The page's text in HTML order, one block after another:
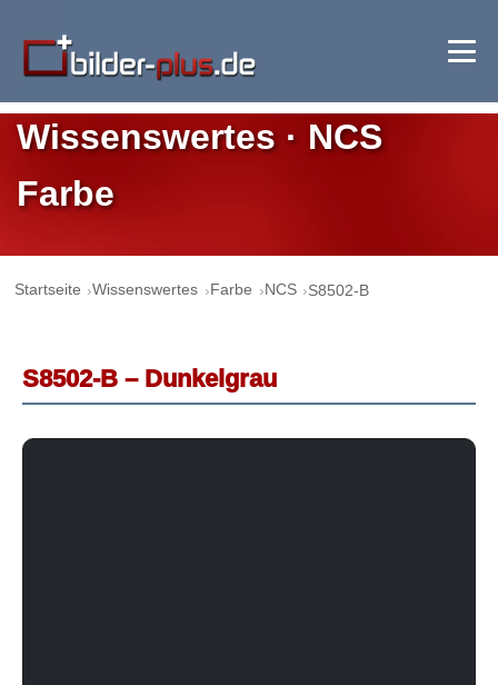
Wissenswertes · NCS
Farbe
Startseite Wissenswertes Farbe NCS S8502-B
S8502-B – Dunkelgrau